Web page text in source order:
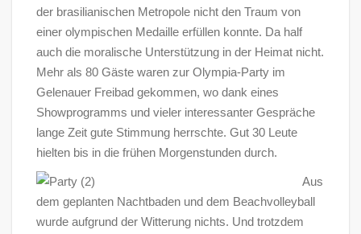
der brasilianischen Metropole nicht den Traum von
einer olympischen Medaille erfüllen konnte. Da half
auch die moralische Unterstützung in der Heimat nicht.
Mehr als 80 Gäste waren zur Olympia-Party im
Gelenauer Freibad gekommen, wo dank eines
Showprogramms und vieler interessanter Gespräche
lange Zeit gute Stimmung herrschte. Gut 30 Leute
hielten bis in die frühen Morgenstunden durch.
Aus
dem geplanten Nachtbaden und dem Beachvolleyball
wurde aufgrund der Witterung nichts. Und trotzdem